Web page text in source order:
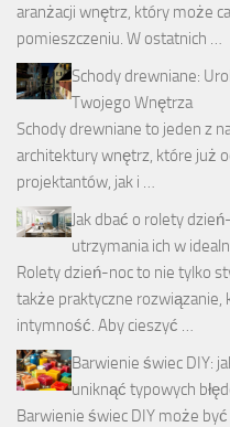
aranżacji wnętrz, który może
pomieszczeniu. W ostatnich …
Schody drewniane:
Twojego Wnętrza
Schody drewniane to jeden z
architektury wnętrz, które już
projektantów, jak i …
Jak dbać o rolety
utrzymania ich w
Rolety dzień-noc to nie tylko
także praktyczne
intymność. Aby cieszyć …
Barwienie świec DIY:
uniknąć typowych
Barwienie świec DIY może